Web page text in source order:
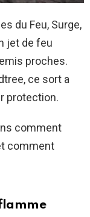
du Feu, Surge,
jet de feu
proches.
ce sort a
protection.
comment
comment